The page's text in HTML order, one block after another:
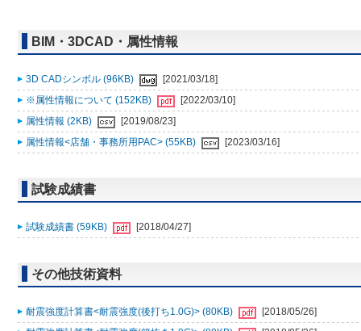
BIM・3DCAD・属性情報
3D CADシンボル (96KB)
[2021/03/18]
※属性情報について (152KB)
[2022/03/10]
属性情報 (2KB)
[2019/08/23]
属性情報<店舗・事務所用PAC> (55KB)
[2023/03/16]
試験成績書
試験成績書 (59KB) [2018/04/27]
その他技術資料
耐震強度計算書<耐震強度(後打ち1.0G)> (80KB)
[2018/05/26]